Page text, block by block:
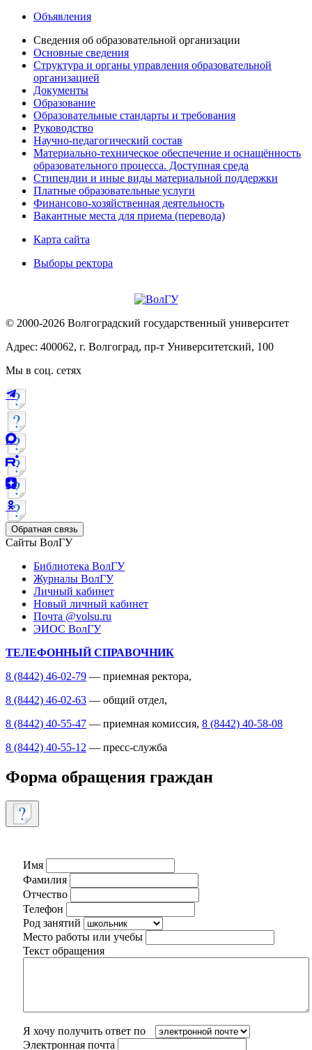
Объявления
Сведения об образовательной организации
Основные сведения
Структура и органы управления образовательной
организацией
Документы
Образование
Образовательные стандарты и требования
Руководство
Научно-педагогический состав
Материально-техническое обеспечение и оснащённость
образовательного процесса. Доступная среда
Стипендии и иные виды материальной поддержки
Платные образовательные услуги
Финансово-хозяйственная деятельность
Вакантные места для приема (перевода)
Карта сайта
Выборы ректора
© 2000-2026 Волгоградский государственный университет
Адрес: 400062, г. Волгоград, пр-т Университетский, 100
Мы в соц. сетях
Обратная связь
Сайты ВолГУ
Библиотека ВолГУ
Журналы ВолГУ
Личный кабинет
Новый личный кабинет
Почта @volsu.ru
ЭИОС ВолГУ
ТЕЛЕФОННЫЙ СПРАВОЧНИК
8 (8442) 46-02-79 — приемная ректора,
8 (8442) 46-02-63 — общий отдел,
8 (8442) 40-55-47 — приемная комиссия, 8 (8442) 40-58-08
8 (8442) 40-55-12 — пресс-служба
Форма обращения граждан
Имя
Фамилия
Отчество
Телефон
Род занятий
Место работы или учебы
Текст обращения
Я хочу получить ответ по
Электронная почта